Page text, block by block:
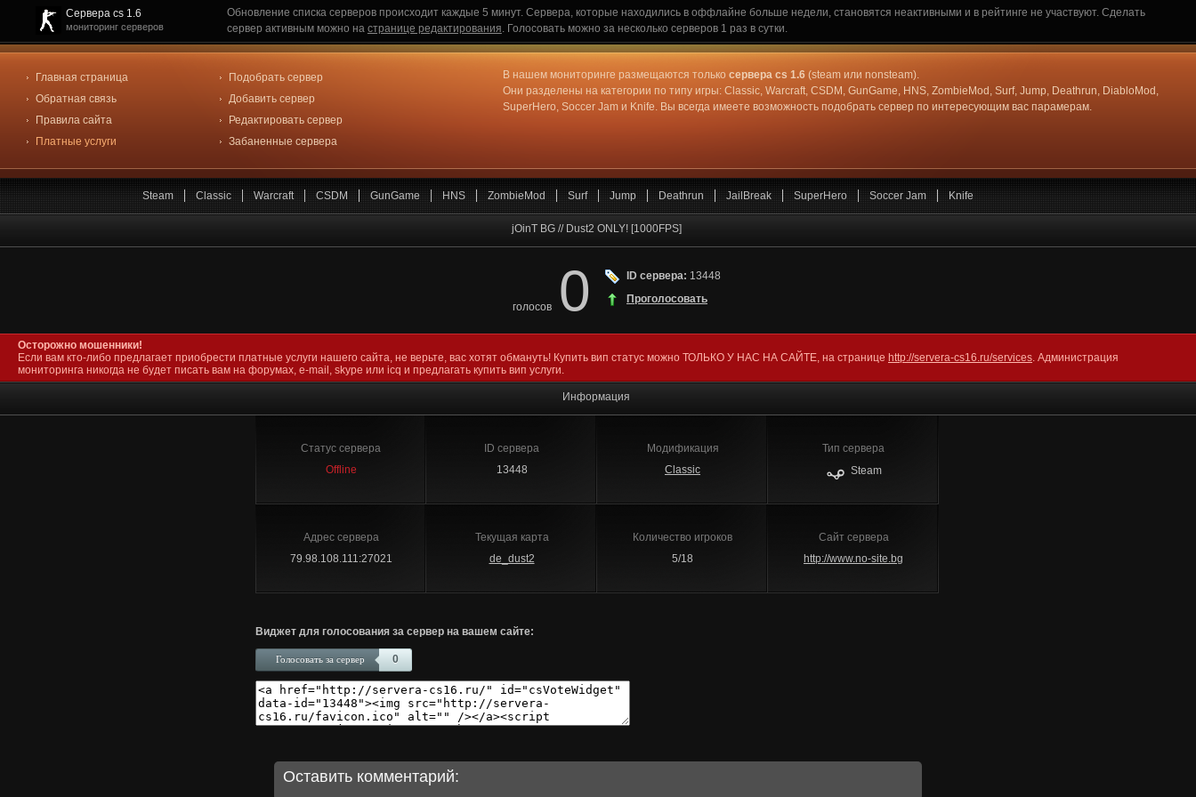
Сервера cs 1.6
мониторинг серверов
Обновление списка серверов происходит каждые 5 минут. Сервера, которые находились в оффлайне больше недели, становятся неактивными и в рейтинге не участвуют. Сделать
сервер активным можно на странице редактирования. Голосовать можно за несколько серверов 1 раз в сутки.
Главная страница
Обратная связь
Правила сайта
Платные услуги
Подобрать сервер
Добавить сервер
Редактировать сервер
Забаненные сервера
В нашем мониторинге размещаются только сервера cs 1.6(steam или nonsteam).
Они разделены на категории по типу игры: Classic, Warcraft, CSDM, GunGame, HNS, ZombieMod, Surf, Jump, Deathrun, DiabloMod,
SuperHero, Soccer Jam и Knife. Вы всегда имеете возможность подобрать сервер по интересующим вас парамерам.
Steam Classic Warcraft CSDM GunGame HNS ZombieMod Surf Jump Deathrun JailBreak SuperHero Soccer Jam Knife
jOinT BG // Dust2 ONLY! [1000FPS]
голосов 0 ID сервера: 13448
Проголосовать
Осторожно мошенники!
Если вам кто-либо предлагает приобрести платные услуги нашего сайта, не верьте, вас хотят обмануть! Купить вип статус можно ТОЛЬКО У НАС НА САЙТЕ, на странице http://servera-cs16.ru/services. Администрация
мониторинга никогда не будет писать вам на форумах, e-mail, skype или icq и предлагать купить вип услуги.
Информация
Статус сервера
Offline
ID сервера
13448
Модификация
Classic
Тип сервера
Steam
Адрес сервера
79.98.108.111:27021
Текущая карта
de_dust2
Количество игроков
5/18
Сайт сервера
http://www.no-site.bg
Виджет для голосования за сервер на вашем сайте:
0
Голосовать за сервер
Оставить комментарий: